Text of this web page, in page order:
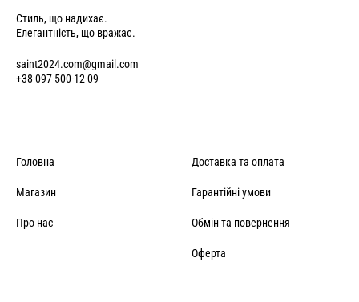
Стиль, що надихає.
Елегантність, що вражає.
saint2024.com@gmail.com
+38 097 500-12-09
Головна
Магазин
Про нас
Доставка та оплата
Гарантійні умови
Обмін та повернення
Оферта